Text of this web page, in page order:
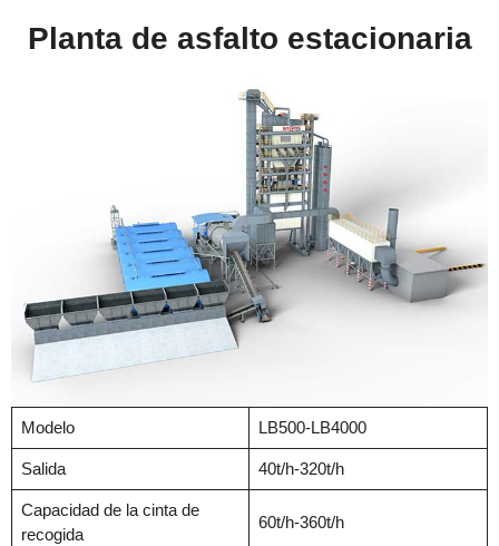
Planta de asfalto estacionaria
Modelo LB500-LB4000
Salida 40t/h-320t/h
Capacidad de la cinta de
recogida
60t/h-360t/h